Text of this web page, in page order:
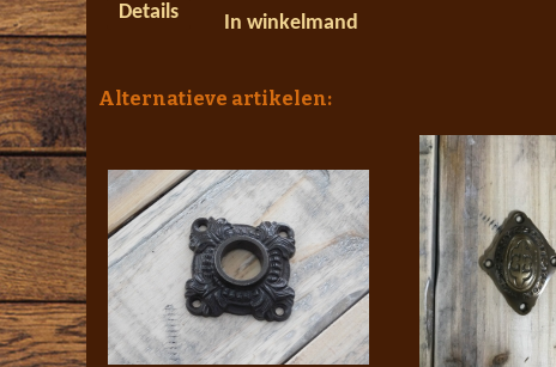
Details
In winkelmand
Alternatieve artikelen: